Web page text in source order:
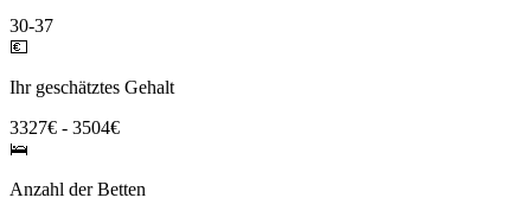
30-37
💶
Ihr geschätztes Gehalt
3327€ - 3504€
🛌
Anzahl der Betten